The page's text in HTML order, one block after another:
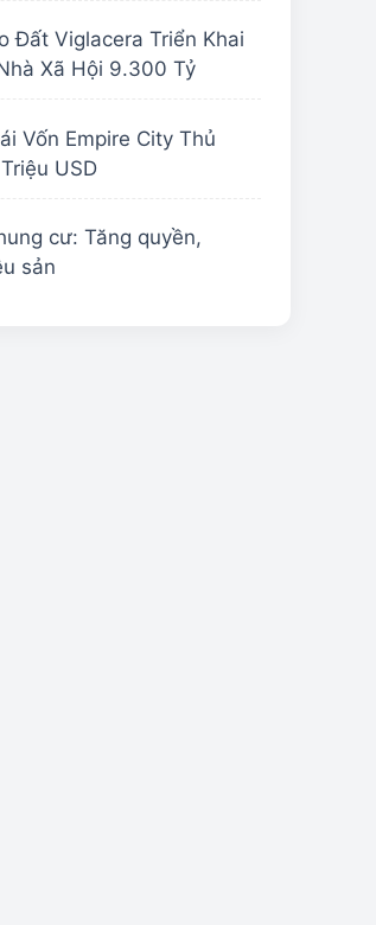
Đất Viglacera Triển Khai
Xã Hội 9.300 Tỷ
Vốn Empire City Thủ
USD
cư: Tăng quyền,
sản